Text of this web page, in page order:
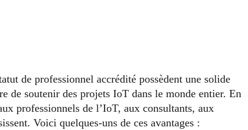
de professionnel accrédité possèdent une solide
de soutenir des projets IoT dans le monde entier. En
professionnels de l’IoT, aux consultants, aux
Voici quelques-uns de ces avantages :